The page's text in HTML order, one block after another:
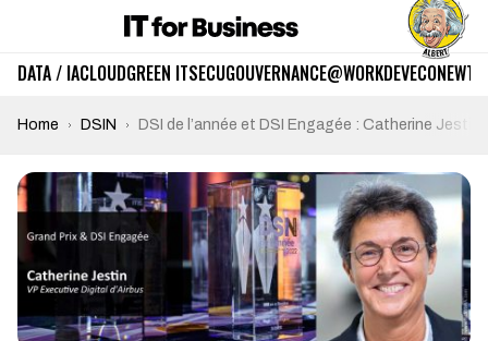
DATA / IACLOUDGREEN ITSECUGOUVERNANCE@WORKDEVECO
Home DSIN DSI de l’année et DSI Engagée : Catherine Jestin